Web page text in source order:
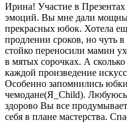
Ирина! Участие в
эмоций. Вы мне дали
прекрасных юбок. Хотела
продлении сроков, но чуть
стойко переносили мамин
в мятых сорочках. А
каждой произведение
Особенно запомнились
чемодане(Я_Child).
здорово Вы все
себя в плане мастерства.